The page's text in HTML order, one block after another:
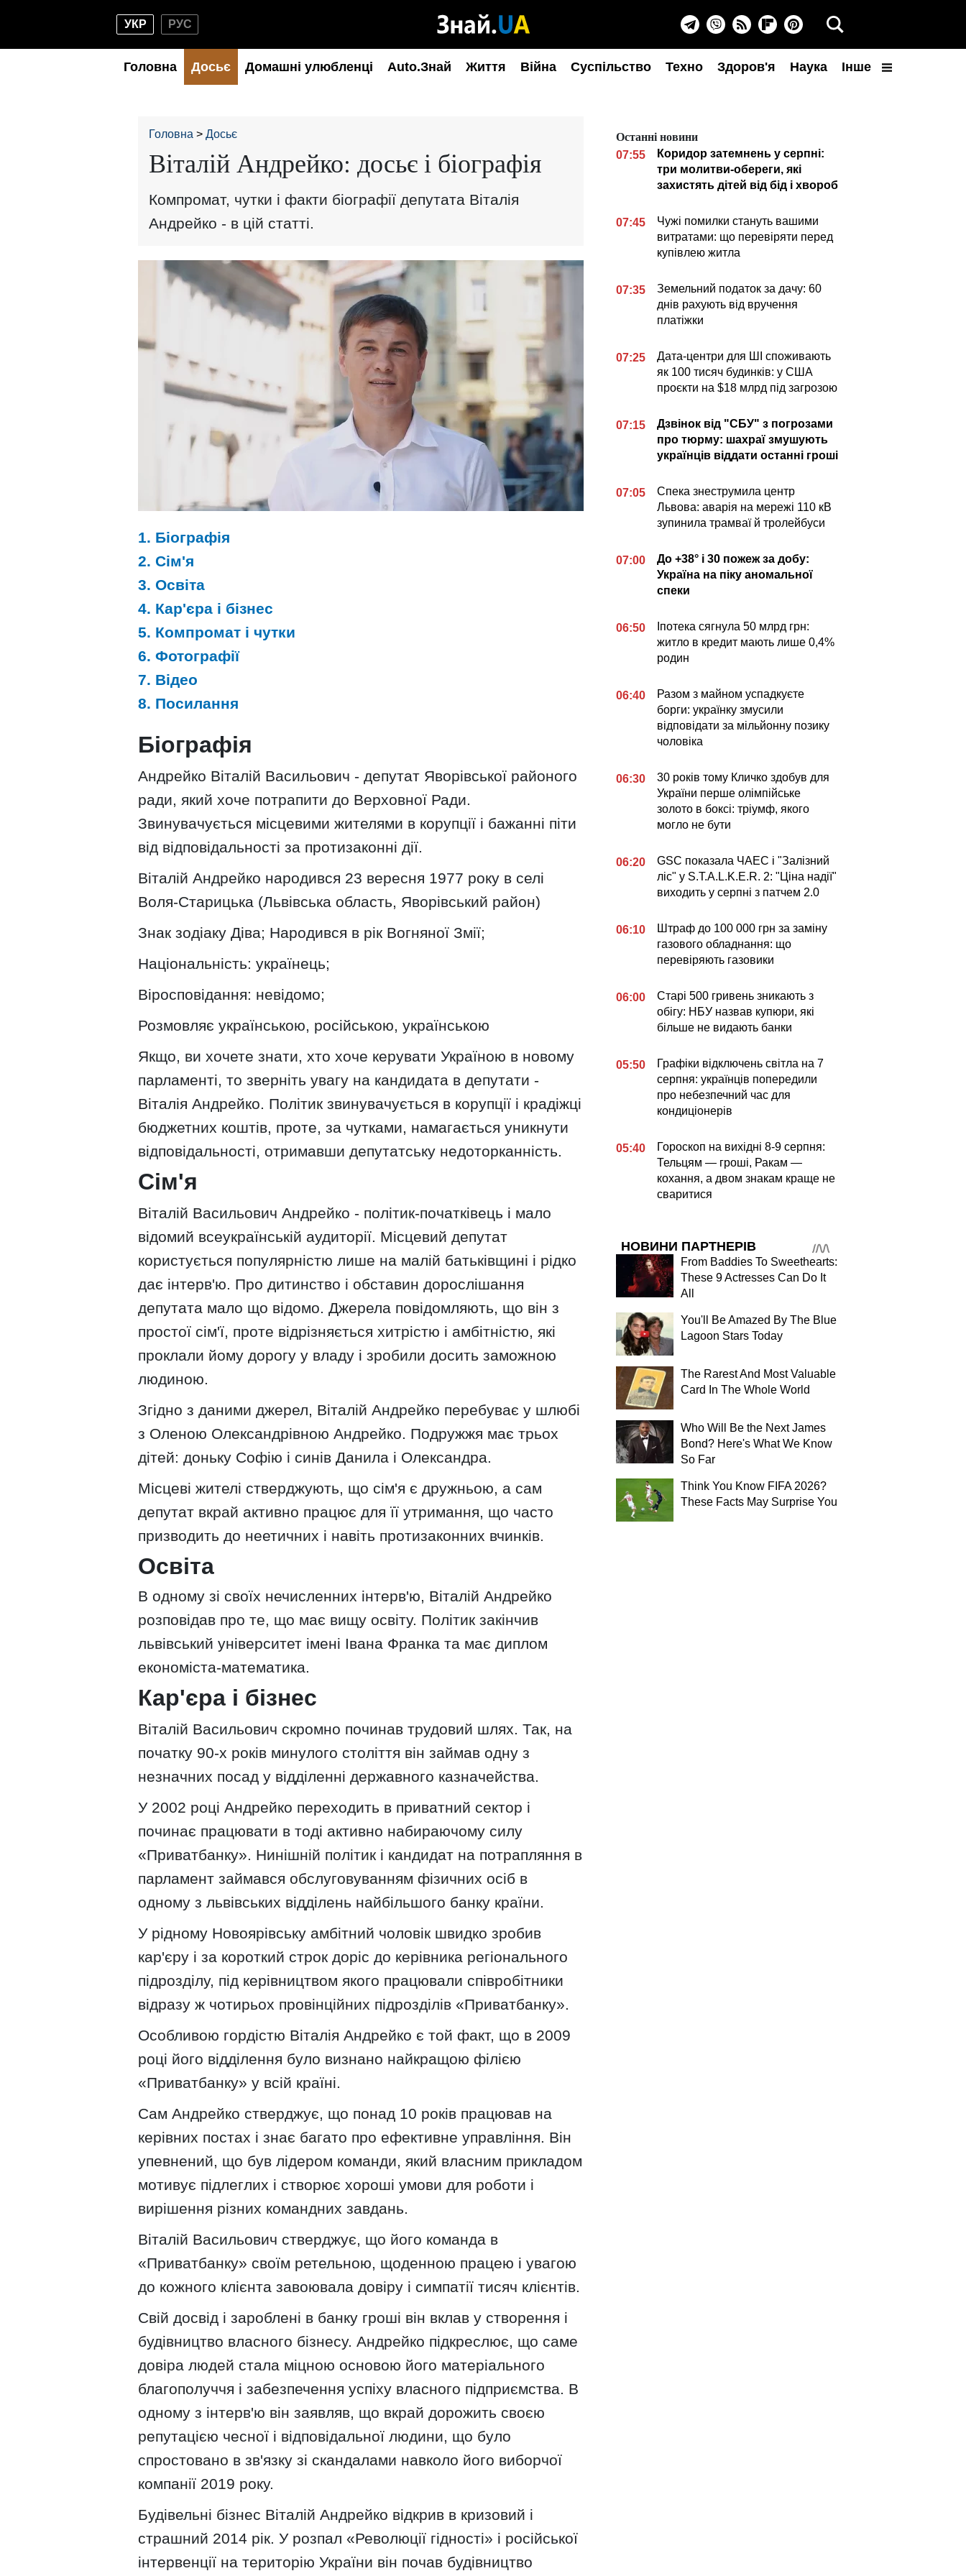
УКР РУС
Головна Досьє Домашні улюбленці Auto.Знай Життя Війна Суспільство Техно Здоров'я Наука Інше
Головна Досьє
Віталій Андрейко: досьє і біографія
Компромат, чутки і факти біографії депутата Віталія
Андрейко - в цій статті.
1. Біографія
2. Сім'я
3. Освіта
4. Кар'єра і бізнес
5. Компромат і чутки
6. Фотографії
7. Відео
8. Посилання
Біографія
Андрейко Віталій Васильович - депутат Яворівської районого
ради, який хоче потрапити до Верховної Ради.
Звинувачується місцевими жителями в корупції і бажанні піти
від відповідальності за протизаконні дії.
Віталій Андрейко народився 23 вересня 1977 року в селі
Воля-Старицька (Львівська область, Яворівський район)
Знак зодіаку Діва; Народився в рік Вогняної Змії;
Національність: українець;
Віросповідання: невідомо;
Розмовляє українською, російською, українською
Якщо, ви хочете знати, хто хоче керувати Україною в новому
парламенті, то зверніть увагу на кандидата в депутати -
Віталія Андрейко. Політик звинувачується в корупції і крадіжці
бюджетних коштів, проте, за чутками, намагається уникнути
відповідальності, отримавши депутатську недоторканність.
Сім'я
Віталій Васильович Андрейко - політик-початківець і мало
відомий всеукраїнській аудиторії. Місцевий депутат
користується популярністю лише на малій батьківщині і рідко
дає інтерв'ю. Про дитинство і обставин дорослішання
депутата мало що відомо. Джерела повідомляють, що він з
простої сім'ї, проте відрізняється хитрістю і амбітністю, які
проклали йому дорогу у владу і зробили досить заможною
людиною.
Згідно з даними джерел, Віталій Андрейко перебуває у шлюбі
з Оленою Олександрівною Андрейко. Подружжя має трьох
дітей: доньку Софію і синів Данила і Олександра.
Місцеві жителі стверджують, що сім'я є дружньою, а сам
депутат вкрай активно працює для її утримання, що часто
призводить до неетичних і навіть протизаконних вчинків.
Освіта
В одному зі своїх нечисленних інтерв'ю, Віталій Андрейко
розповідав про те, що має вищу освіту. Політик закінчив
львівський університет імені Івана Франка та має диплом
економіста-математика.
Кар'єра і бізнес
Віталій Васильович скромно починав трудовий шлях. Так, на
початку 90-х років минулого століття він займав одну з
незначних посад у відділенні державного казначейства.
У 2002 році Андрейко переходить в приватний сектор і
починає працювати в тоді активно набираючому силу
«Приватбанку». Нинішній політик і кандидат на потрапляння в
парламент займався обслуговуванням фізичних осіб в
одному з львівських відділень найбільшого банку країни.
У рідному Новоярівську амбітний чоловік швидко зробив
кар'єру і за короткий строк доріс до керівника регіонального
підрозділу, під керівництвом якого працювали співробітники
відразу ж чотирьох провінційних підрозділів «Приватбанку».
Особливою гордістю Віталія Андрейко є той факт, що в 2009
році його відділення було визнано найкращою філією
«Приватбанку» у всій країні.
Сам Андрейко стверджує, що понад 10 років працював на
керівних постах і знає багато про ефективне управління. Він
упевнений, що був лідером команди, який власним прикладом
мотивує підлеглих і створює хороші умови для роботи і
вирішення різних командних завдань.
Віталій Васильович стверджує, що його команда в
«Приватбанку» своїм ретельною, щоденною працею і увагою
до кожного клієнта завоювала довіру і симпатії тисяч клієнтів.
Свій досвід і зароблені в банку гроші він вклав у створення і
будівництво власного бізнесу. Андрейко підкреслює, що саме
довіра людей стала міцною основою його матеріального
благополуччя і забезпечення успіху власного підприємства. В
одному з інтерв'ю він заявляв, що вкрай дорожить своєю
репутацією чесної і відповідальної людини, що було
спростовано в зв'язку зі скандалами навколо його виборчої
компанії 2019 року.
Будівельні бізнес Віталій Андрейко відкрив в кризовий і
страшний 2014 рік. У розпал «Революції гідності» і російської
інтервенції на територію України він почав будівництво
Останні новини
07:55
Коридор затемнень у серпні:
три молитви-обереги, які
захистять дітей від бід і хвороб
07:45
Чужі помилки стануть вашими
витратами: що перевіряти перед
купівлею житла
07:35
Земельний податок за дачу: 60
днів рахують від вручення
платіжки
07:25
Дата-центри для ШІ споживають
як 100 тисяч будинків: у США
проєкти на $18 млрд під загрозою
07:15
Дзвінок від "СБУ" з погрозами
про тюрму: шахраї змушують
українців віддати останні гроші
07:05
Спека знеструмила центр
Львова: аварія на мережі 110 кВ
зупинила трамваї й тролейбуси
07:00
До +38° і 30 пожеж за добу:
Україна на піку аномальної
спеки
06:50
Іпотека сягнула 50 млрд грн:
житло в кредит мають лише 0,4%
родин
06:40
Разом з майном успадкуєте
борги: українку змусили
відповідати за мільйонну позику
чоловіка
06:30
30 років тому Кличко здобув для
України перше олімпійське
золото в боксі: тріумф, якого
могло не бути
06:20
GSC показала ЧАЕС і "Залізний
ліс" у S.T.A.L.K.E.R. 2: "Ціна надії"
виходить у серпні з патчем 2.0
06:10
Штраф до 100 000 грн за заміну
газового обладнання: що
перевіряють газовики
06:00
Старі 500 гривень зникають з
обігу: НБУ назвав купюри, які
більше не видають банки
05:50
Графіки відключень світла на 7
серпня: українців попередили
про небезпечний час для
кондиціонерів
05:40
Гороскоп на вихідні 8-9 серпня:
Тельцям — гроші, Ракам —
кохання, а двом знакам краще не
сваритися
НОВИНИ ПАРТНЕРІВ
From Baddies To Sweethearts:
These 9 Actresses Can Do It
All
You'll Be Amazed By The Blue
Lagoon Stars Today
The Rarest And Most Valuable
Card In The Whole World
Who Will Be the Next James
Bond? Here's What We Know
So Far
Think You Know FIFA 2026?
These Facts May Surprise You